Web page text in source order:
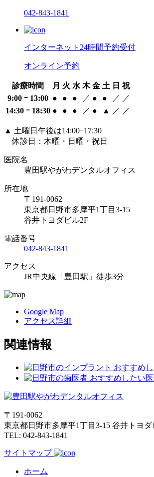
042-843-1841
インターネット24時間予約受付
オンライン予約
診療時間 月 火 水 木 金 土 日 祝
9:00 ｰ 13:00 ● ● ● ／ ● ● ／ ／
14:30 ｰ 18:30 ● ● ● ／ ● ▲ ／ ／
▲ 土曜日午後は14:00ｰ17:30
休診日：木曜・日曜・祝日
医院名
豊田駅やがわデンタルオフィス
所在地
〒191-0062
東京都日野市多摩平1丁目3-15
谷井トヨダビル2F
電話番号
042-843-1841
アクセス
JR中央線「豊田駅」徒歩3分
Google Map
アクセス詳細
関連情報
〒191-0062
東京都日野市多摩平1丁目3-15 谷井トヨダ
TEL: 042-843-1841
サイトマップ
ホーム